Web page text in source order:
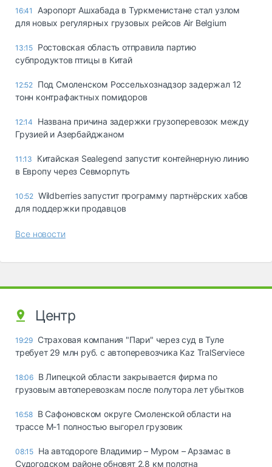
16:41
Аэропорт Ашхабада в Туркменистане стал узлом
для новых регулярных грузовых рейсов Air Belgium
13:15 Ростовская область отправила партию
субпродуктов птицы в Китай
12:52 Под Смоленском Россельхознадзор задержал 12
тонн контрафактных помидоров
12:14
Названа причина задержки грузоперевозок между
Грузией и Азербайджаном
11:13
Китайская Sealegend запустит контейнерную линию
в Европу через Севморпуть
10:52 Wildberries запустит программу партнёрских хабов
для поддержки продавцов
Все новости
Центр
19:29 Страховая компания "Пари" через суд в Туле
требует 29 млн руб. с автоперевозчика Kaz TralServiece
18:06 В Липецкой области закрывается фирма по
грузовым автоперевозкам после полутора лет убытков
16:58 В Сафоновском округе Смоленской области на
трассе М-1 полностью выгорел грузовик
08:15 На автодороге Владимир – Муром – Арзамас в
Судогодском районе обновят 2,8 км полотна